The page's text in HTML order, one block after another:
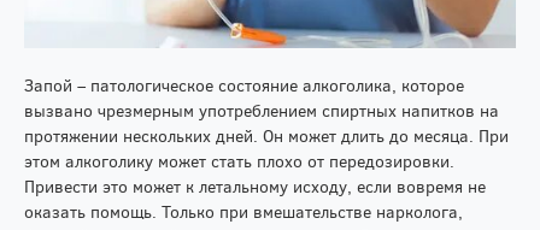
Запой – патологическое состояние алкоголика, которое
вызвано чрезмерным употреблением спиртных напитков на
протяжении нескольких дней. Он может длить до месяца. При
этом алкоголику может стать плохо от передозировки.
Привести это может к летальному исходу, если вовремя не
оказать помощь. Только при вмешательстве нарколога,